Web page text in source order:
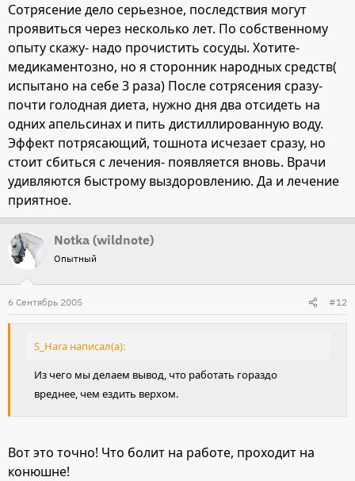
Сотрясение дело серьезное, последствия могут
проявиться через несколько лет. По собственному
опыту скажу- надо прочистить сосуды. Хотите-
медикаментозно, но я сторонник народных средств(
испытано на себе 3 раза) После сотрясения сразу-
почти голодная диета, нужно дня два отсидеть на
одних апельсинах и пить дистиллированную воду.
Эффект потрясающий, тошнота исчезает сразу, но
стоит сбиться с лечения- появляется вновь. Врачи
удивляются быстрому выздоровлению. Да и лечение
приятное.
Notka (wildnote)
Опытный
6 Сентябрь 2005 #12
S_Hara написал(а):
Из чего мы делаем вывод, что работать гораздо
вреднее, чем ездить верхом.
Вот это точно! Что болит на работе, проходит на
конюшне!